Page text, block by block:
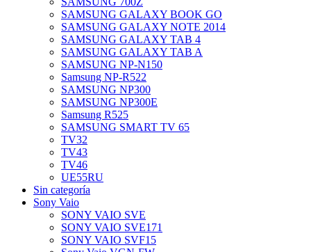
SAMSUNG GALAXY BOOK GO
SAMSUNG GALAXY NOTE 2014
SAMSUNG GALAXY TAB 4
SAMSUNG GALAXY TAB A
SAMSUNG NP-N150
Samsung NP-R522
SAMSUNG NP300
SAMSUNG NP300E
Samsung R525
SAMSUNG SMART TV 65
TV32
TV43
TV46
UE55RU
Sin categoría
Sony Vaio
SONY VAIO SVE
SONY VAIO SVE171
SONY VAIO SVF15